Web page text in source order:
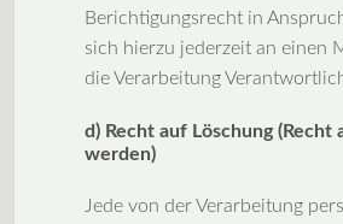
Berichtigungsrecht in
sich hierzu jederzeit an einen
die Verarbeitung
d) Recht auf Löschung (Recht
werden)
Jede von der Verarbeitung